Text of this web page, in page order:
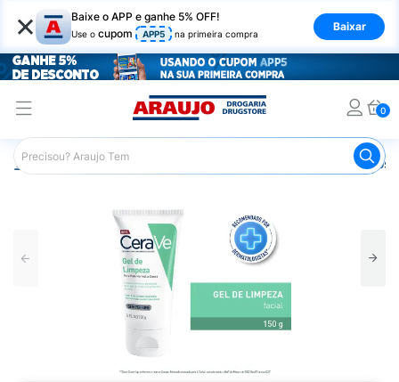
× Baixe o APP e ganhe 5% OFF!
Use o cupom APP5 na primeira compra
Baixar
0
Araujo Dermocosméticos Dermocosméticos para o